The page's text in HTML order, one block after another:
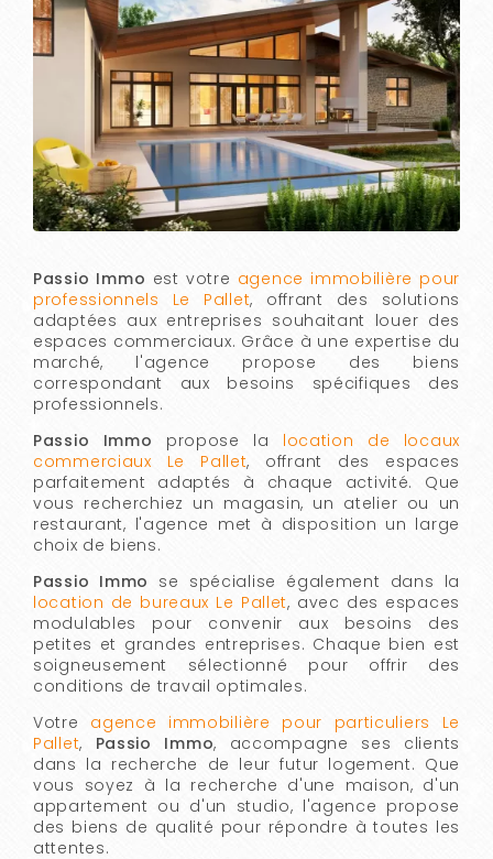
Passio Immo est votre agence immobilière pour
professionnels Le Pallet, offrant des solutions
adaptées aux entreprises souhaitant louer des
espaces commerciaux. Grâce à une expertise du
marché, l'agence propose des biens
correspondant aux besoins spécifiques des
professionnels.
Passio Immo propose la location de locaux
commerciaux Le Pallet, offrant des espaces
parfaitement adaptés à chaque activité. Que
vous recherchiez un magasin, un atelier ou un
restaurant, l'agence met à disposition un large
choix de biens.
Passio Immo se spécialise également dans la
location de bureaux Le Pallet, avec des espaces
modulables pour convenir aux besoins des
petites et grandes entreprises. Chaque bien est
soigneusement sélectionné pour offrir des
conditions de travail optimales.
Votre agence immobilière pour particuliers Le
Pallet, Passio Immo, accompagne ses clients
dans la recherche de leur futur logement. Que
vous soyez à la recherche d'une maison, d'un
appartement ou d'un studio, l'agence propose
des biens de qualité pour répondre à toutes les
attentes.